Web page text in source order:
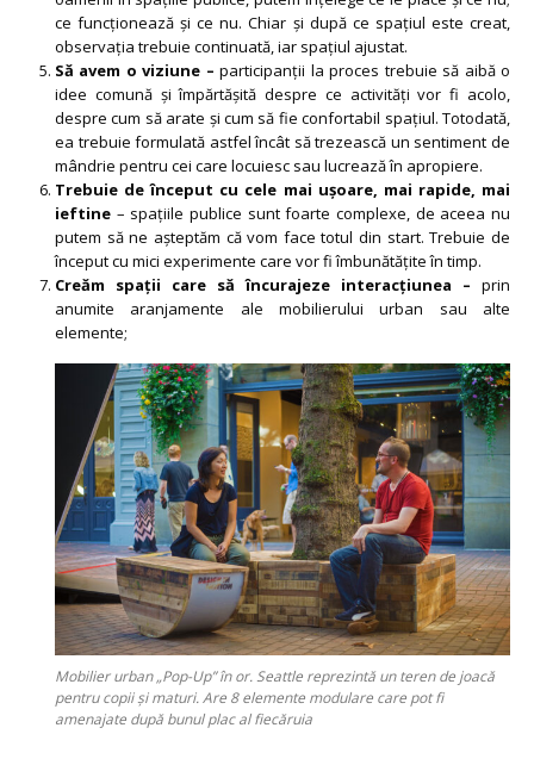
ce funcționează și ce nu. Chiar și după ce spațiul este creat,
observația trebuie continuată, iar spațiul ajustat.
Să avem o viziune –participanții la proces trebuie să aibă o
idee comună și împărtășită despre ce activități vor fi acolo,
despre cum să arate și cum să fie confortabil spațiul. Totodată,
ea trebuie formulată astfel încât să trezească un sentiment de
mândrie pentru cei care locuiesc sau lucrează în apropiere.
Trebuie de început cu cele mai ușoare, mai rapide, mai
ieftine – spațiile publice sunt foarte complexe, de aceea nu
putem să ne așteptăm că vom face totul din start. Trebuie de
început cu mici experimente care vor fi îmbunătățite în timp.
Creăm spații care să încurajeze interacțiunea – prin
anumite aranjamente ale mobilierului urban sau alte
elemente;
Mobilier urban „Pop-Up” în or. Seattle reprezintă un teren de joacă
pentru copii și maturi. Are 8 elemente modulare care pot fi
amenajate după bunul plac al fiecăruia